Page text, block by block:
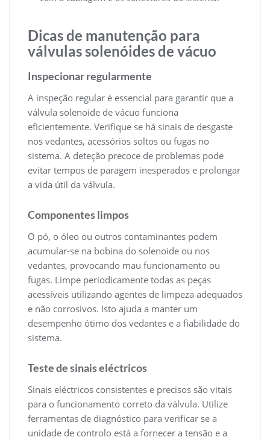
Dicas de manutenção para
válvulas solenóides de vácuo
Inspecionar regularmente
A inspeção regular é essencial para garantir que a
válvula solenoide de vácuo funciona
eficientemente. Verifique se há sinais de desgaste
nos vedantes, acessórios soltos ou fugas no
sistema. A deteção precoce de problemas pode
evitar tempos de paragem inesperados e prolongar
a vida útil da válvula.
Componentes limpos
O pó, o óleo ou outros contaminantes podem
acumular-se na bobina do solenoide ou nos
vedantes, provocando mau funcionamento ou
fugas. Limpe periodicamente todas as peças
acessíveis utilizando agentes de limpeza adequados
e não corrosivos. Isto ajuda a manter um
desempenho ótimo dos vedantes e a fiabilidade do
sistema.
Teste de sinais eléctricos
Sinais eléctricos consistentes e precisos são vitais
para o funcionamento correto da válvula. Utilize
ferramentas de diagnóstico para verificar se a
unidade de controlo está a fornecer a tensão e a